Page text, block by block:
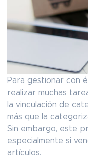
Para gestionar con
realizar muchas
la vinculación de
más que la
Sin embargo, este
especialmente si
artículos.